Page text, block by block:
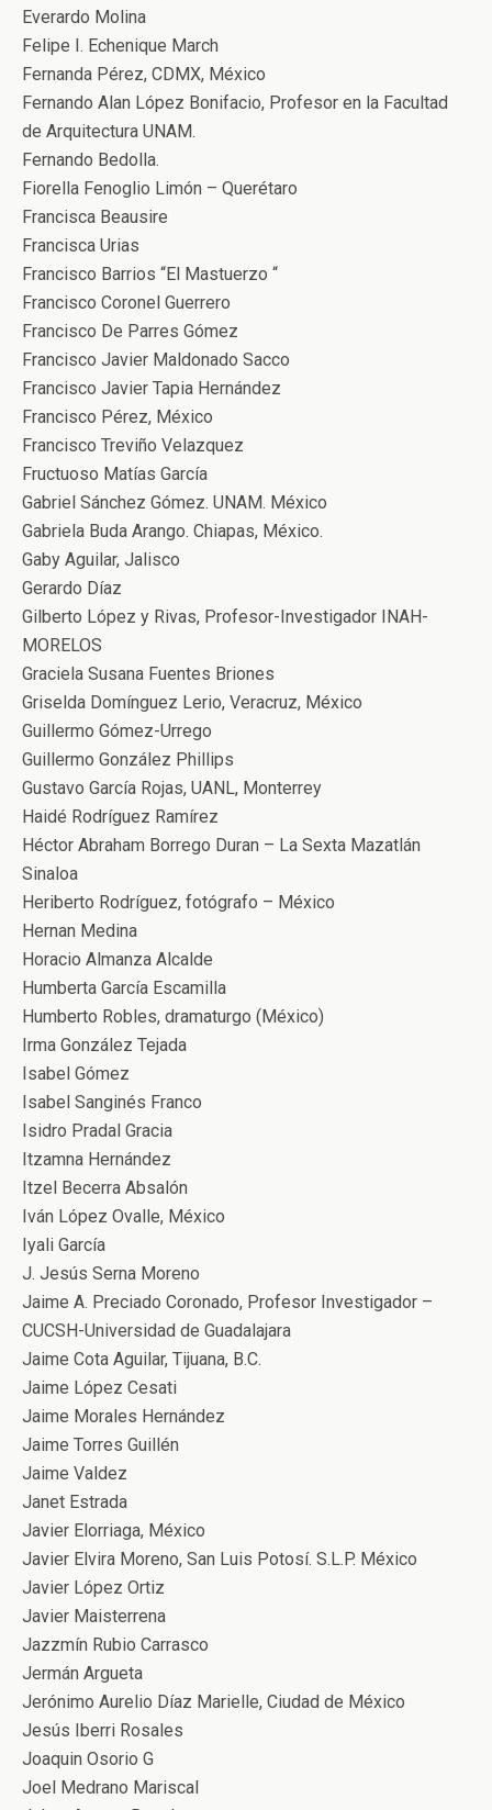
Everardo Molina
Felipe I. Echenique March
Fernanda Pérez, CDMX, México
Fernando Alan López Bonifacio, Profesor en la Facultad
de Arquitectura UNAM.
Fernando Bedolla.
Fiorella Fenoglio Limón – Querétaro
Francisca Beausire
Francisca Urias
Francisco Barrios “El Mastuerzo “
Francisco Coronel Guerrero
Francisco De Parres Gómez
Francisco Javier Maldonado Sacco
Francisco Javier Tapia Hernández
Francisco Pérez, México
Francisco Treviño Velazquez
Fructuoso Matías García
Gabriel Sánchez Gómez. UNAM. México
Gabriela Buda Arango. Chiapas, México.
Gaby Aguilar, Jalisco
Gerardo Díaz
Gilberto López y Rivas, Profesor-Investigador INAH-
MORELOS
Graciela Susana Fuentes Briones
Griselda Domínguez Lerio, Veracruz, México
Guillermo Gómez-Urrego
Guillermo González Phillips
Gustavo García Rojas, UANL, Monterrey
Haidé Rodríguez Ramírez
Héctor Abraham Borrego Duran – La Sexta Mazatlán
Sinaloa
Heriberto Rodríguez, fotógrafo – México
Hernan Medina
Horacio Almanza Alcalde
Humberta García Escamilla
Humberto Robles, dramaturgo (México)
Irma González Tejada
Isabel Gómez
Isabel Sanginés Franco
Isidro Pradal Gracia
Itzamna Hernández
Itzel Becerra Absalón
Iván López Ovalle, México
Iyali García
J. Jesús Serna Moreno
Jaime A. Preciado Coronado, Profesor Investigador –
CUCSH-Universidad de Guadalajara
Jaime Cota Aguilar, Tijuana, B.C.
Jaime López Cesati
Jaime Morales Hernández
Jaime Torres Guillén
Jaime Valdez
Janet Estrada
Javier Elorriaga, México
Javier Elvira Moreno, San Luis Potosí. S.L.P. México
Javier López Ortiz
Javier Maisterrena
Jazzmín Rubio Carrasco
Jermán Argueta
Jerónimo Aurelio Díaz Marielle, Ciudad de México
Jesús Iberri Rosales
Joaquin Osorio G
Joel Medrano Mariscal